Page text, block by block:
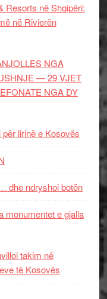
Resorts në Shqipëri:
në Rivierën
NGA
— 29 VJET
NGA DY
lirinë e Kosovës
dhe ndryshoi botën
monumentet e gjalla
takim në
të Kosovës